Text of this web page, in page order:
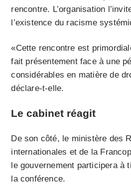
rencontre. L’organisation
l’existence du racisme
«Cette rencontre est
fait présentement face à une
considérables en matière de
déclare-t-elle.
Le cabinet réagit
De son côté, le ministère des
internationales et de la
le gouvernement participera à
la conférence.